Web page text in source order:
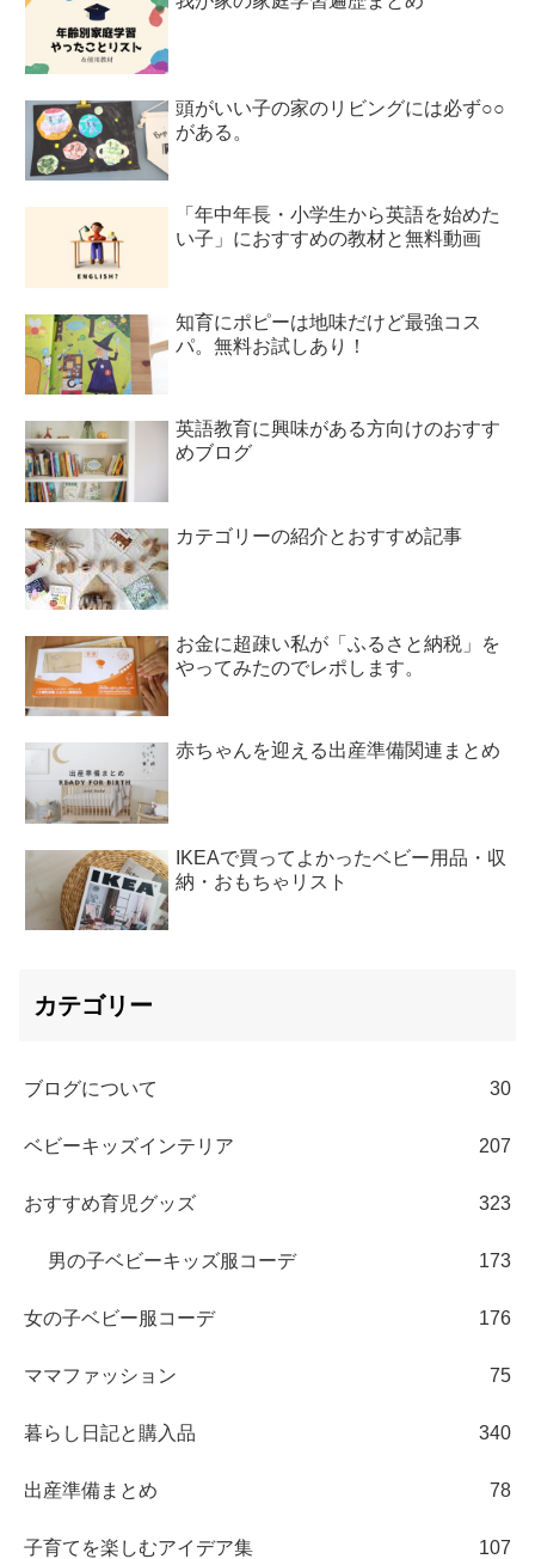
頭がいい子の家のリビングには必ず○○
がある。
「年中年長・小学生から英語を始めた
い子」におすすめの教材と無料動画
知育にポピーは地味だけど最強コス
パ。無料お試しあり！
英語教育に興味がある方向けのおすす
めブログ
カテゴリーの紹介とおすすめ記事
お金に超疎い私が「ふるさと納税」を
やってみたのでレポします。
赤ちゃんを迎える出産準備関連まとめ
IKEAで買ってよかったベビー用品・収
納・おもちゃリスト
カテゴリー
ブログについて 30
ベビーキッズインテリア 207
おすすめ育児グッズ 323
男の子ベビーキッズ服コーデ 173
女の子ベビー服コーデ 176
ママファッション 75
暮らし日記と購入品 340
出産準備まとめ 78
子育てを楽しむアイデア集 107